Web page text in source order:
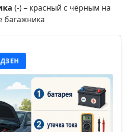
(-) – красный с чёрным на
багажника